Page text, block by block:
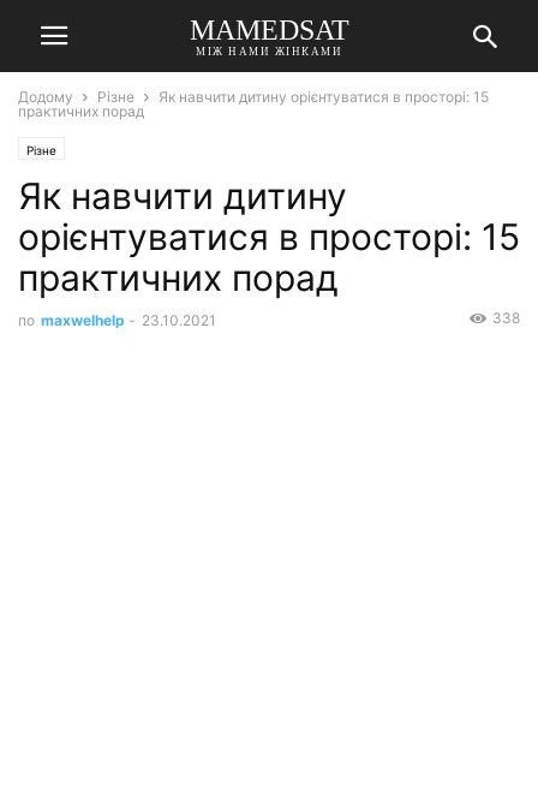
MAMEDSAT
МІЖ НАМИ ЖІНКАМИ
Додому Різне
Як навчити дитину орієнтуватися в просторі: 15
практичних порад
Різне
Як навчити дитину
орієнтуватися в просторі: 15
практичних порад
по maxwelhelp - 23.10.2021 338